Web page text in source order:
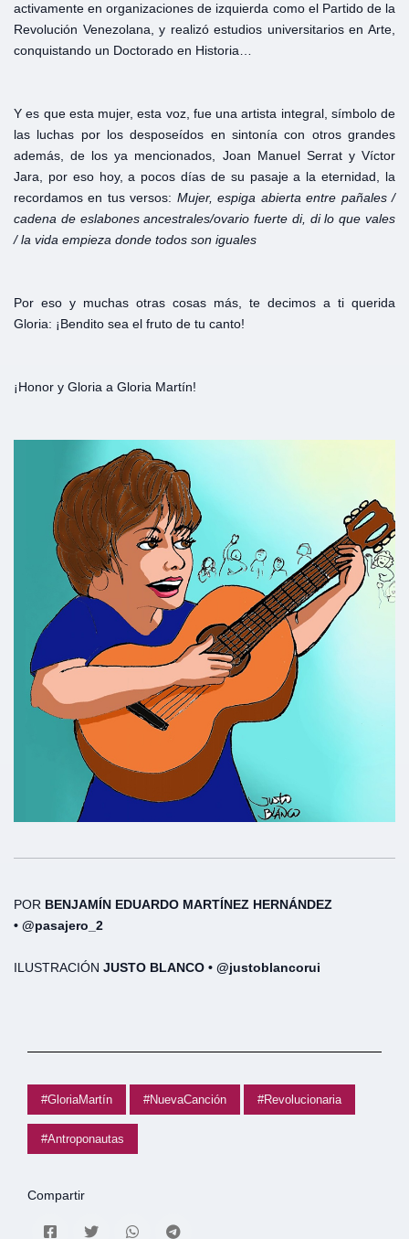
activamente en organizaciones de izquierda como el Partido de la
Revolución Venezolana, y realizó estudios universitarios en Arte,
conquistando un Doctorado en Historia…
Y es que esta mujer, esta voz, fue una artista integral, símbolo de
las luchas por los desposeídos en sintonía con otros grandes
además, de los ya mencionados, Joan Manuel Serrat y Víctor
Jara, por eso hoy, a pocos días de su pasaje a la eternidad, la
recordamos en tus versos: Mujer, espiga abierta entre pañales /
cadena de eslabones ancestrales/ovario fuerte di, di lo que vales
/ la vida empieza donde todos son iguales
Por eso y muchas otras cosas más, te decimos a ti querida
Gloria: ¡Bendito sea el fruto de tu canto!
¡Honor y Gloria a Gloria Martín!
POR BENJAMÍN EDUARDO MARTÍNEZ HERNÁNDEZ
• @pasajero_2
ILUSTRACIÓN JUSTO BLANCO • @justoblancorui
#GloriaMartín #NuevaCanción #Revolucionaria
#Antroponautas
Compartir